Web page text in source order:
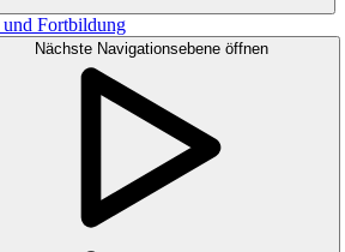
Fortbildung
Nächste Navigationsebene öffnen